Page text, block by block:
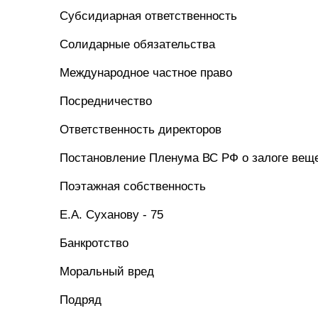
Субсидиарная ответственность
Солидарные обязательства
Международное частное право
Посредничество
Ответственность директоров
Постановление Пленума ВС РФ о залоге
Поэтажная собственность
Е.А. Суханову - 75
Банкротство
Моральный вред
Подряд